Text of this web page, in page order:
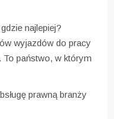
najlepiej?
wyjazdów do pracy
To państwo, w którym
prawną branży